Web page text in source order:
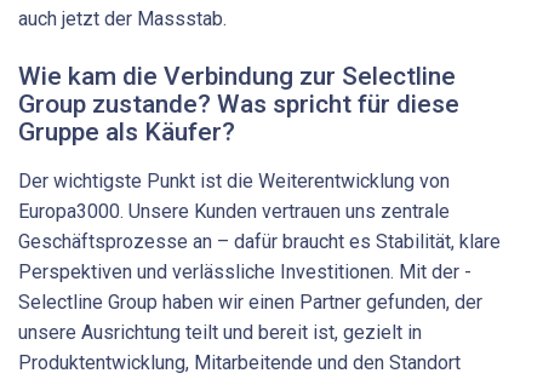
auch jetzt der Massstab.
Wie kam die Verbindung zur Selectline
Group zustande? Was spricht für diese
Gruppe als Käufer?
Der wichtigste Punkt ist die Weiterentwicklung von
Europa3000. Unsere Kunden vertrauen uns zentrale
Geschäftsprozesse an – dafür braucht es Stabilität, klare
Perspektiven und verlässliche Investitionen. Mit der ­
Selectline Group haben wir einen Partner gefunden, der
unsere Ausrichtung teilt und bereit ist, gezielt in
Produktentwicklung, Mitarbeitende und den Standort